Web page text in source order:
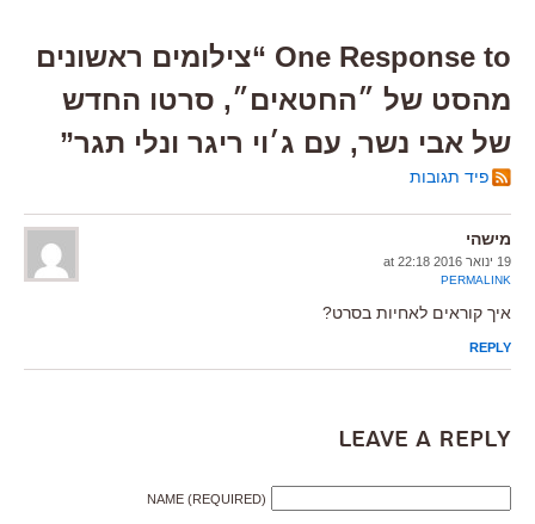
One Response to “צילומים ראשונים
מהסט של ״החטאים״, סרטו החדש
של אבי נשר, עם ג׳וי ריגר ונלי תגר”
פיד תגובות
מישהי
19 ינואר 2016 at 22:18
PERMALINK
איך קוראים לאחיות בסרט?
REPLY
Leave a Reply
NAME (REQUIRED)